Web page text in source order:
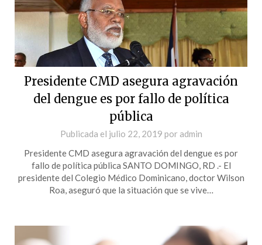
Presidente CMD asegura agravación
del dengue es por fallo de política
pública
Publicada el julio 22, 2019 por admin
Presidente CMD asegura agravación del dengue es por
fallo de política pública SANTO DOMINGO, RD .- El
presidente del Colegio Médico Dominicano, doctor Wilson
Roa, aseguró que la situación que se vive…